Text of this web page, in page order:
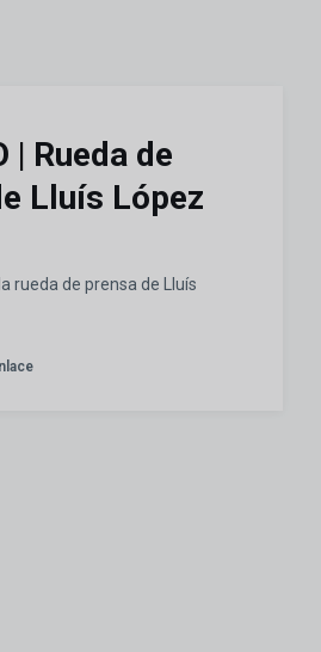
| Rueda de
Lluís López
rueda de prensa de Lluís